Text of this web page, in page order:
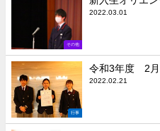
その他
2022.03.01
行事
令和3年度 2月
2022.02.21